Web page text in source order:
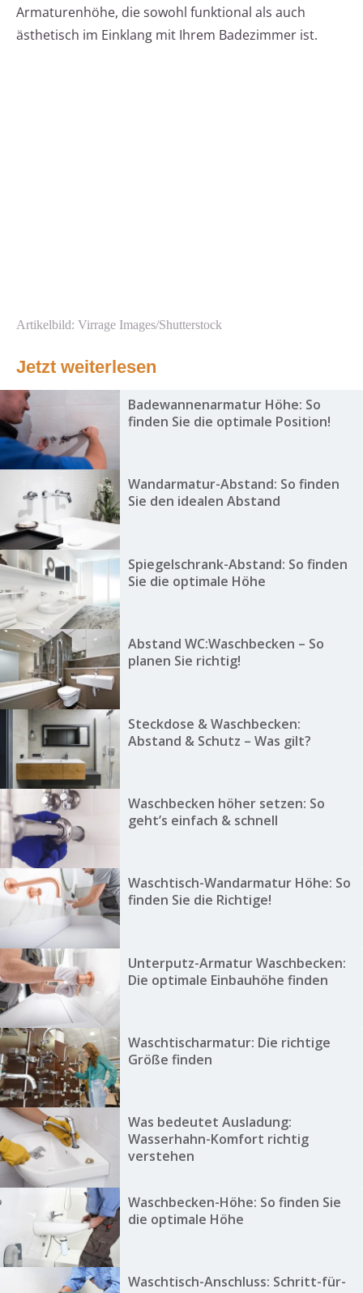
Armaturenhöhe, die sowohl funktional als auch
ästhetisch im Einklang mit Ihrem Badezimmer ist.
Artikelbild: Virrage Images/Shutterstock
Jetzt weiterlesen
Badewannenarmatur Höhe: So
finden Sie die optimale Position!
Wandarmatur-Abstand: So finden
Sie den idealen Abstand
Spiegelschrank-Abstand: So finden
Sie die optimale Höhe
Abstand WC:Waschbecken – So
planen Sie richtig!
Steckdose & Waschbecken:
Abstand & Schutz – Was gilt?
Waschbecken höher setzen: So
geht’s einfach & schnell
Waschtisch-Wandarmatur Höhe: So
finden Sie die Richtige!
Unterputz-Armatur Waschbecken:
Die optimale Einbauhöhe finden
Waschtischarmatur: Die richtige
Größe finden
Was bedeutet Ausladung:
Wasserhahn-Komfort richtig
verstehen
Waschbecken-Höhe: So finden Sie
die optimale Höhe
Waschtisch-Anschluss: Schritt-für-